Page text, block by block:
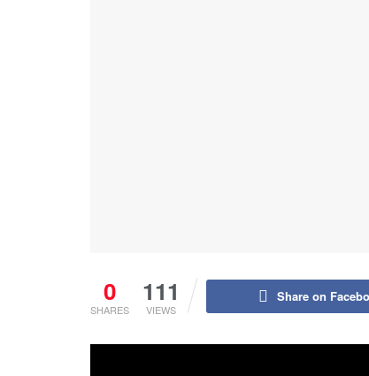
0
SHARES
111
VIEWS
Share on